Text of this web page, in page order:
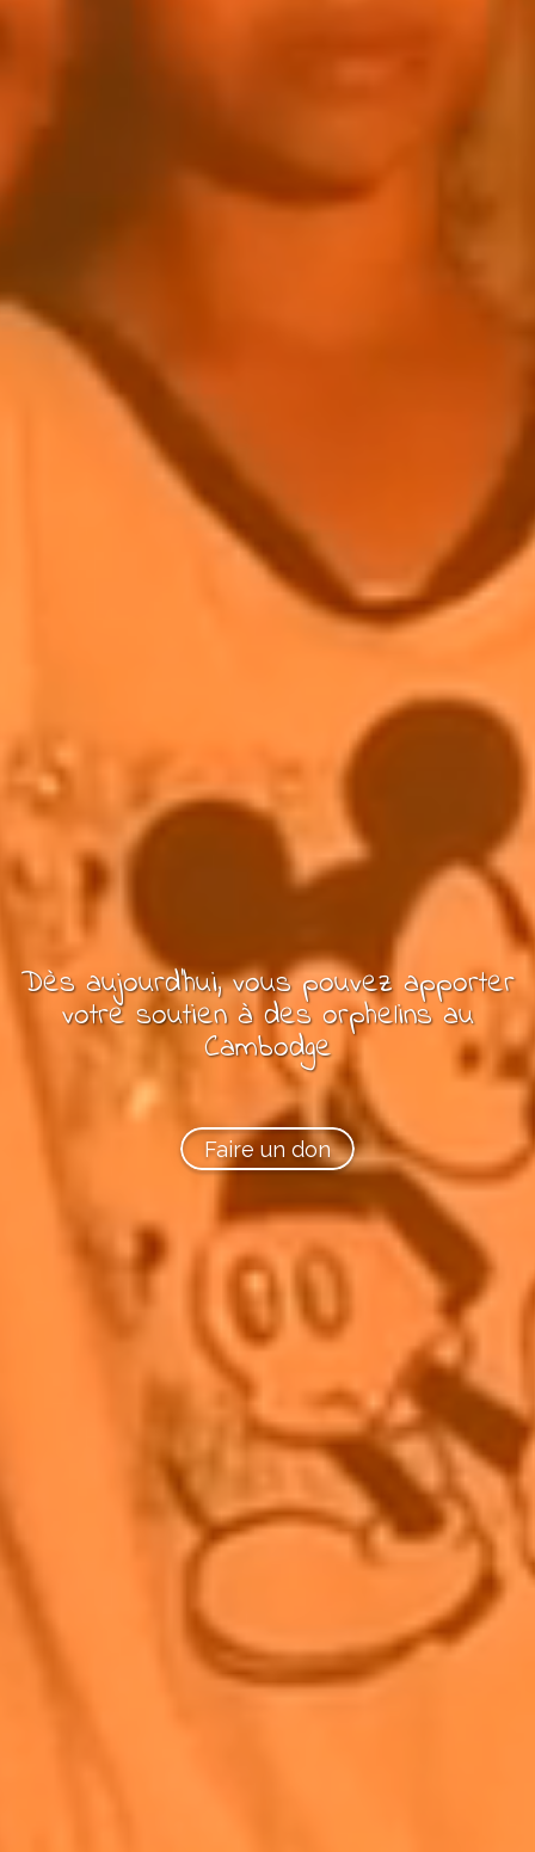
Dès aujourd'hui, vous pouvez apporter
votre soutien àdes orphelinsau
Cambodge
Faire un don